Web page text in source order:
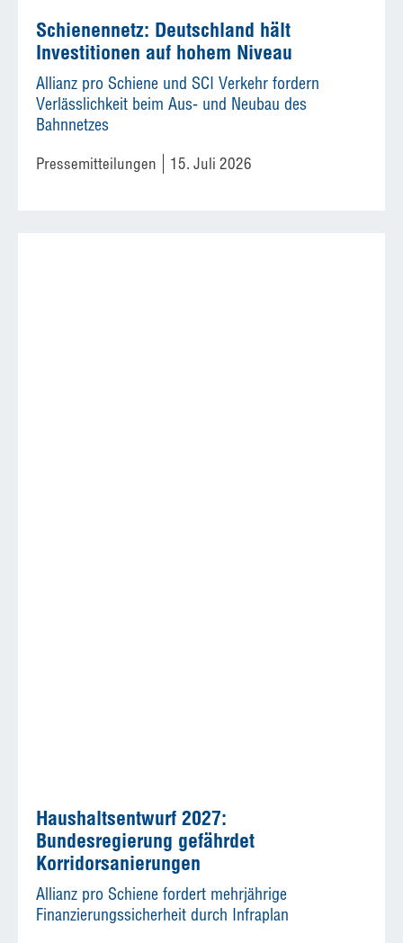
Schienennetz: Deutschland hält
Investitionen auf hohem Niveau
Allianz pro Schiene und SCI Verkehr fordern
Verlässlichkeit beim Aus- und Neubau des
Bahnnetzes
Pressemitteilungen 15. Juli 2026
Haushaltsentwurf 2027:
Bundesregierung gefährdet
Korridorsanierungen
Allianz pro Schiene fordert mehrjährige
Finanzierungssicherheit durch Infraplan